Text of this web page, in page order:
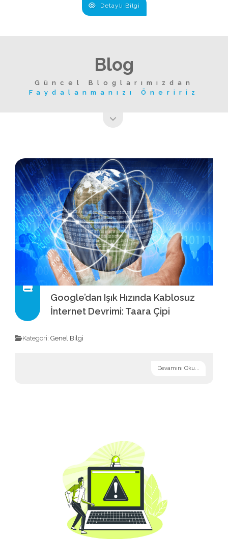
Detaylı Bilgi
Blog
Güncel Bloglarımızdan
Faydalanmanızı Öneririz
Google’dan Işık Hızında Kablosuz
İnternet Devrimi: Taara Çipi
Kategori: Genel Bilgi
Devamını Oku...